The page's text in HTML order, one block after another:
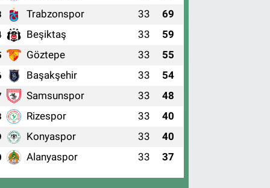
Trabzonspor 33 69
Beşiktaş 33 59
Göztepe 33 55
Başakşehir 33 54
Samsunspor 33 48
Rizespor 33 40
Konyaspor 33 40
Alanyaspor 33 37